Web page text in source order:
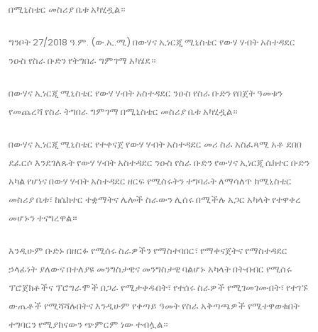
በሚኒስቴር መስሪያ ቤቱ አካሂዷል።
ግንቦት 27/2018 ዓ.ም. (ው.ኢ.ሚ) በውሃና ኢነርጂ ሚኒስቴር የውሃ ሃብት አስተዳደር
ንዑስ የስራ ቡድን የትግበራ ግምገማ አካሄደ።
በውሃና ኢነርጂ ሚኒስቴር የውሃ ሃብት አስተዳደር ንዑስ የስራ ቡድን የበጀት ዓመቱን
የመጨረሻ የስራ ትግበራ ግምገማ በሚኒስቴር መስሪያ ቤቱ አካሂዷል።
በውሃና ኢነርጂ ሚኒስቴር የተቀናጀ የውሃ ሃብት አስተዳደር መሪ ስራ አስፈጻሚ አቶ ደበበ
ደፈርሶ እንደገለጹት የውሃ ሃብት አስተዳደር ንዑስ የስራ ቡድን የውሃና ኢነርጂ ሴክተር ቡድን
አካል የሆነና በውሃ ሃብት አስተዳደር ዘርፍ የሚሰሩትን ተግባራት ለማሳለጥ ከሚኒስቴር
መስሪያ ቤቱ፣ ከሴክተር ተቋማትና ሌሎች ስራውን ሊሰሩ በሚችሉ አጋር አካላት የተዋቀረ
መሆኑን ተናግረዋል።
እንዲሁም ቡድኑ በዘርፉ የሚሰሩ ስራዎችን የማስተባበር፣ የማቀናጀትና የማስተዳደር
ኃላፊነት ያለውና በተለያዩ መንግስታዊና መንግስታዊ ባልሆኑ አካላት በትብብር የሚሰሩ
ፕሮጀክቶችና ፕሮግራሞች በጋራ የሚታቀዱበት፣ የተሰሩ ስራዎች የሚገመገሙበት፣ የተገኙ
ውጤቶች የሚሻሻሉበትና እንዲሁም የቀጣይ ዓመት የስራ አቅጣጫዎች የሚተዋወቁበት
ተግባርን የሚያከናውን ጭምርም ነው ተብሏል።